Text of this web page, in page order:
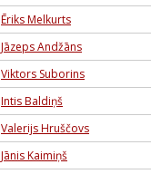
Ēriks Melkurts
Jāzeps Andžāns
Viktors Suborins
Intis Baldiņš
Valerijs Hruščovs
Jānis Kaimiņš